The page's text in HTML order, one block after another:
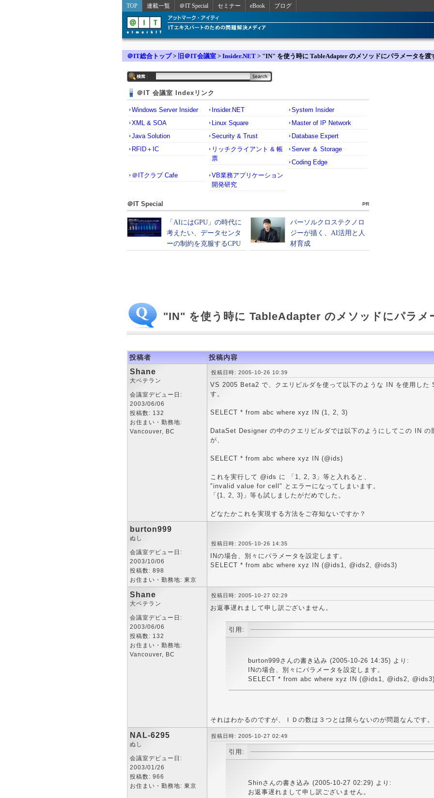
TOP 連載一覧 ＠IT Special セミナー eBook ブログ
＠IT総合トップ> 旧＠IT会議室 > Insider.NET > "IN" を使う時に TableAdapter のメソッドにパラメータを渡
＠IT 会議室 Indexリンク
Windows Server Insider Insider.NET
System Insider
XML & SOA
Linux Square
Master of IP Network
Java Solution
Security & Trust
Database Expert
RFID＋IC
リッチクライアント & 帳
票
Server ＆ Storage
Coding Edge
＠ITクラブ Cafe
VB業務アプリケーション
開発研究
＠IT Special PR
"IN" を使う時に TableAdapter のメソッドにパラメ
投稿者 投稿内容
Shane
大ベテラン
会議室デビュー日:
2003/06/06
投稿数: 132
お住まい・勤務地:
Vancouver, BC
投稿日時: 2005-10-26 10:39
VS 2005 Beta2 で、クエリビルダを使って以下のような IN を使用した
す。
SELECT * from abc where xyz IN (1, 2, 3)
DataSet Designer の中のクエリビルダでは以下のようにしてこの IN の
が、
SELECT * from abc where xyz IN (@ids)
これを実行して @ids に 「1, 2, 3」等と入れると、
"invalid value for cell" とエラーになってしまいます。
「{1, 2, 3}」等も試しましたがだめでした。
どなたかこれを実現する方法をご存知ないですか？
burton999
ぬし
会議室デビュー日:
2003/10/06
投稿数: 898
お住まい・勤務地: 東京
投稿日時: 2005-10-26 14:35
INの場合、別々にパラメータを設定します。
SELECT * from abc where xyz IN (@ids1, @ids2, @ids3)
Shane
大ベテラン
会議室デビュー日:
2003/06/06
投稿数: 132
お住まい・勤務地:
Vancouver, BC
投稿日時: 2005-10-27 02:29
お返事遅れまして申し訳ございません。
引用:
burton999さんの書き込み (2005-10-26 14:35) より:
INの場合、別々にパラメータを設定します。
SELECT * from abc where xyz IN (@ids1, @ids2,
それはわかるのですが、ＩＤの数は３つとは限らないのが問題なんです。
NAL-6295
ぬし
会議室デビュー日:
2003/01/26
投稿数: 966
お住まい・勤務地: 東京
投稿日時: 2005-10-27 02:49
引用:
Shinさんの書き込み (2005-10-27 02:29) より:
お返事遅れまして申し訳ございません。